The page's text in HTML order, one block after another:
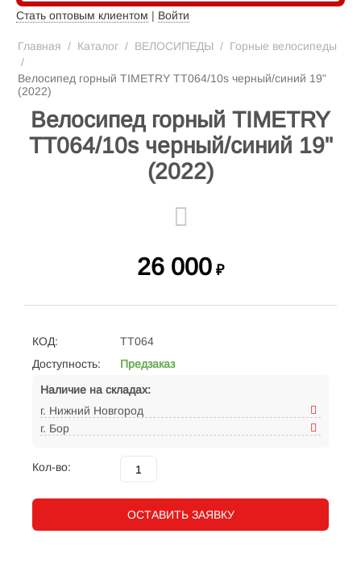
Стать оптовым клиентом | Войти
Главная / Каталог / ВЕЛОСИПЕДЫ / Горные велосипеды
/
Велосипед горный TIMETRY TT064/10s черный/синий 19"
(2022)
Велосипед горный TIMETRY
TT064/10s черный/синий 19"
(2022)
26 000 ₽
КОД:
TT064
Доступность:
Предзаказ
Наличие на складах:
г. Нижний Новгород
г. Бор
Кол-во:
ОСТАВИТЬ ЗАЯВКУ